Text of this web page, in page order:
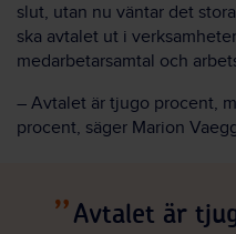
slut, utan nu väntar det
ska avtalet ut i
medarbetarsamtal och
– Avtalet är tjugo procent,
procent, säger Marion
Avtalet är